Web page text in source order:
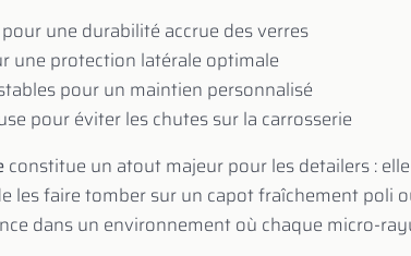
une durabilité accrue des verres
une protection latérale optimale
pour un maintien personnalisé
pour éviter les chutes sur la carrosserie
constitue un atout majeur pour les detailers :
les faire tomber sur un capot fraîchement poli
dans un environnement où chaque micro-